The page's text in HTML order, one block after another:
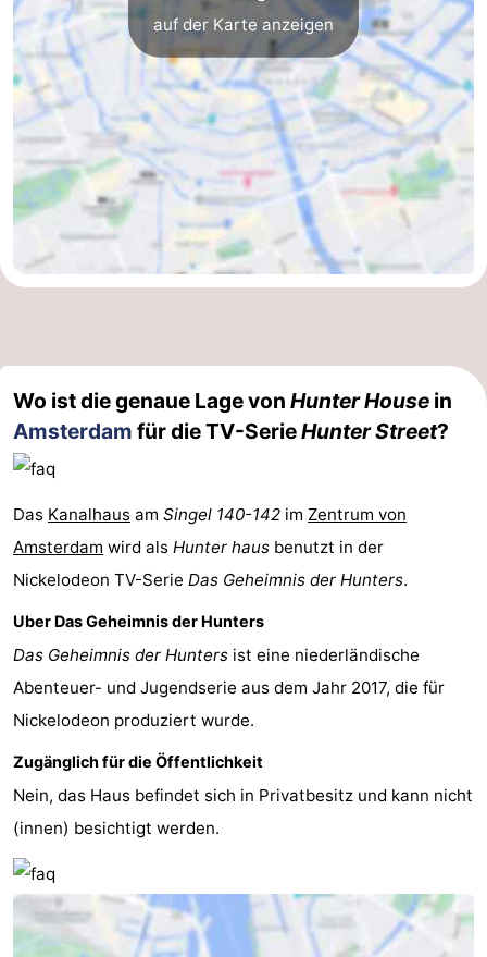
Südholland
Praktisch
Forum
Reisebuchshop
Őffentliche
Verkehr
Route
Hauptbahnhof
Parken
Tipps
für
Touristen
Medizin
Adressen
Wetter
auf der Karte anzeigen
Wo ist die genaue Lage von Hunter House in
Amsterdam für die TV-SerieHunter Street?
Das Kanalhaus am Singel 140-142 im Zentrum von
Amsterdam wird als Hunter haus benutzt in der
Nickelodeon TV-Serie Das Geheimnis der Hunters.
Uber Das Geheimnis der Hunters
Das Geheimnis der Hunters ist eine niederländische
Abenteuer- und Jugendserie aus dem Jahr 2017, die für
Nickelodeon produziert wurde.
Zugänglich für die Öffentlichkeit
Nein, das Haus befindet sich in Privatbesitz und kann nicht
(innen) besichtigt werden.